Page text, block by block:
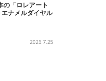
の「ロレアート
ナメルダイヤル
2026.7.25